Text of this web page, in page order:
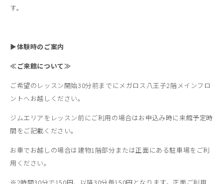
す。
▶体験時のご案内
≪ご来館について≫
ご希望のレッスン開始30分前までにメガロス八王子2階メインフロ
ントへお越しください。
ジムエリアをレッスン前にご利用の場合はお申込み時に来館予定時
間をご記載ください。
お車でお越しの場合は建物1階部分または正面にある駐車場をご利
用ください。